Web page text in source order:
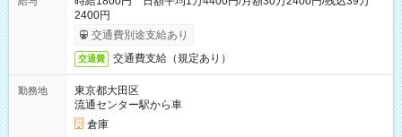
2400円
交通費別途支給あり
交通費 交通費支給（規定あり）
勤務地
東京都大田区
流通センター駅から車
倉庫